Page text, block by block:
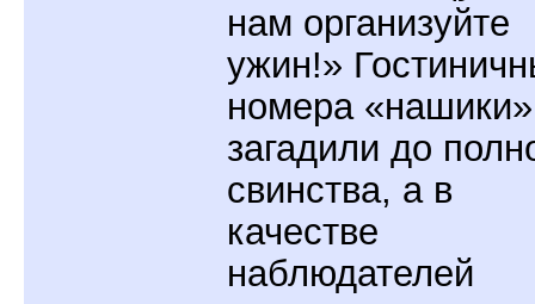
нам организуйте
ужин!»
номера «нашики»
загадили до
свинства, а в
качестве
наблюдателей